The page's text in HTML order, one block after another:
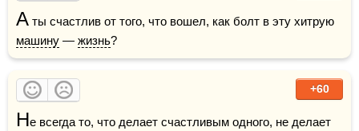
А
машину — жизнь?
+60
Не всегда то, что делает счастливым одного, не делает